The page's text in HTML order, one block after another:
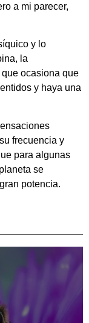
a mi parecer,
y lo
la
ocasiona que
y haya una
frecuencia y
para algunas
se
potencia.